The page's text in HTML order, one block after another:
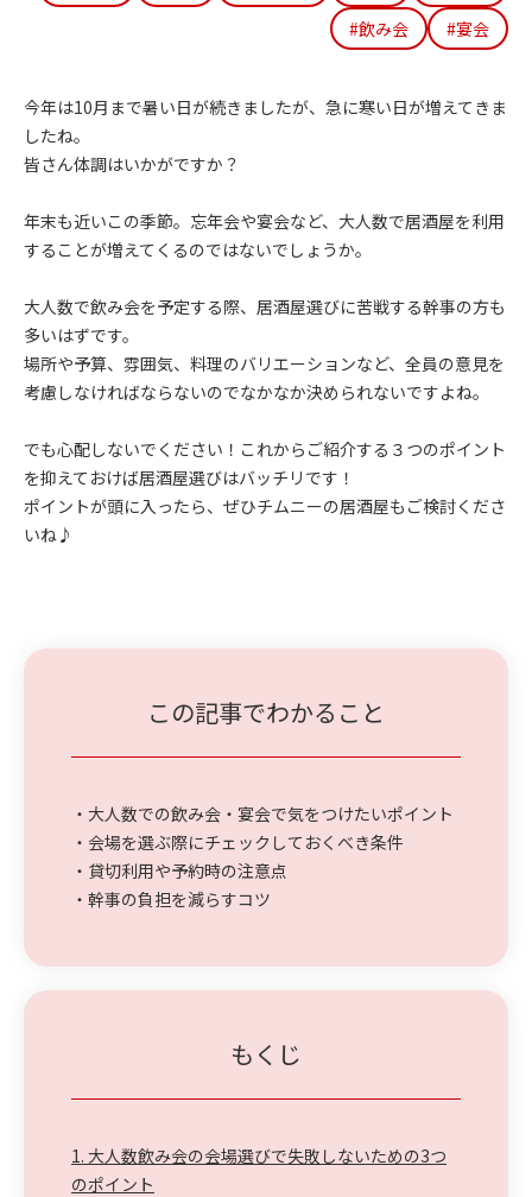
#飲み会
#宴会
今年は10月まで暑い日が続きましたが、急に寒い日が増えてきま
したね。
皆さん体調はいかがですか？
年末も近いこの季節。忘年会や宴会など、大人数で居酒屋を利用
することが増えてくるのではないでしょうか。
大人数で飲み会を予定する際、居酒屋選びに苦戦する幹事の方も
多いはずです。
場所や予算、雰囲気、料理のバリエーションなど、全員の意見を
考慮しなければならないのでなかなか決められないですよね。
でも心配しないでください！これからご紹介する３つのポイント
を抑えておけば居酒屋選びはバッチリです！
ポイントが頭に入ったら、ぜひチムニーの居酒屋もご検討くださ
いね♪
この記事でわかること
・大人数での飲み会・宴会で気をつけたいポイント
・会場を選ぶ際にチェックしておくべき条件
・貸切利用や予約時の注意点
・幹事の負担を減らすコツ
もくじ
1. 大人数飲み会の会場選びで失敗しないための3つ
のポイント